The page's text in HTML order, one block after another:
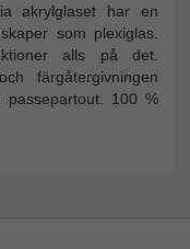
akrylglaset har en
som plexiglas.
alls på det.
färgåtergivningen
100 %